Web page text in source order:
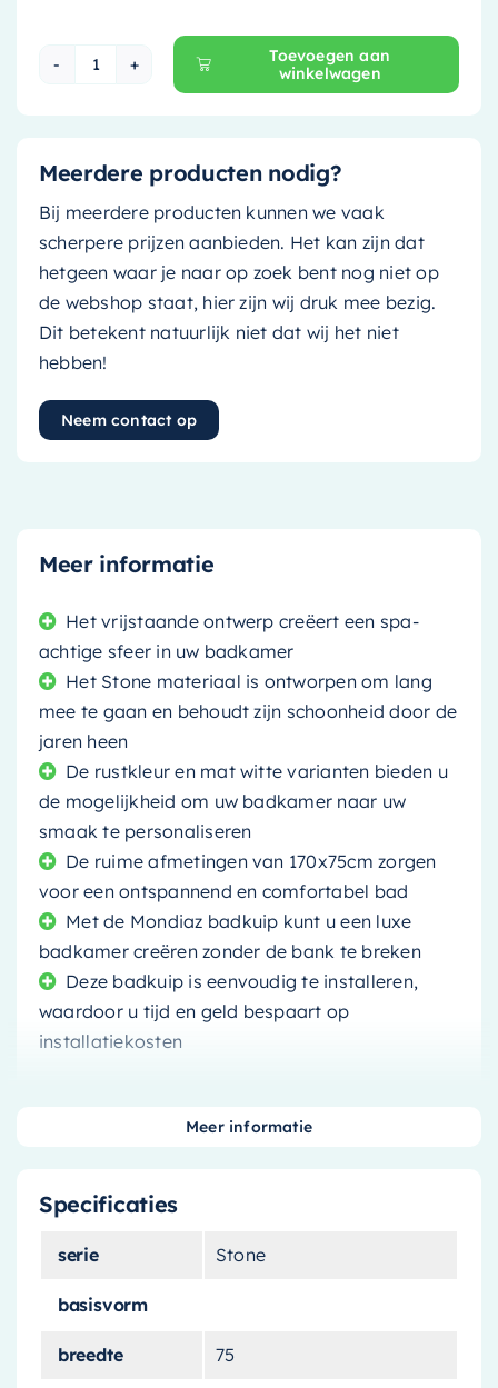
Mondiaz Vrijstaand bad Stone - 170x75cm -
Toevoegen aan
winkelwagen
Meerdere producten nodig?
Bij meerdere producten kunnen we vaak
scherpere prijzen aanbieden. Het kan zijn dat
hetgeen waar je naar op zoek bent nog niet op
de webshop staat, hier zijn wij druk mee bezig.
Dit betekent natuurlijk niet dat wij het niet
hebben!
Neem contact op
Meer informatie
Het vrijstaande ontwerp creëert een spa-
achtige sfeer in uw badkamer
Het Stone materiaal is ontworpen om lang
mee te gaan en behoudt zijn schoonheid door de
jaren heen
De rustkleur en mat witte varianten bieden u
de mogelijkheid om uw badkamer naar uw
smaak te personaliseren
De ruime afmetingen van 170x75cm zorgen
voor een ontspannend en comfortabel bad
Met de Mondiaz badkuip kunt u een luxe
badkamer creëren zonder de bank te breken
Deze badkuip is eenvoudig te installeren,
waardoor u tijd en geld bespaart op
installatiekosten
met deMondiaz vrijstaande badkuip
unieke bad combineert stijl en functionaliteit om
een nieuwe badkamer bouwt of uw huidige
perfecte keuze.
Specificaties
serie Stone
basisvorm
breedte 75
Meer informatie